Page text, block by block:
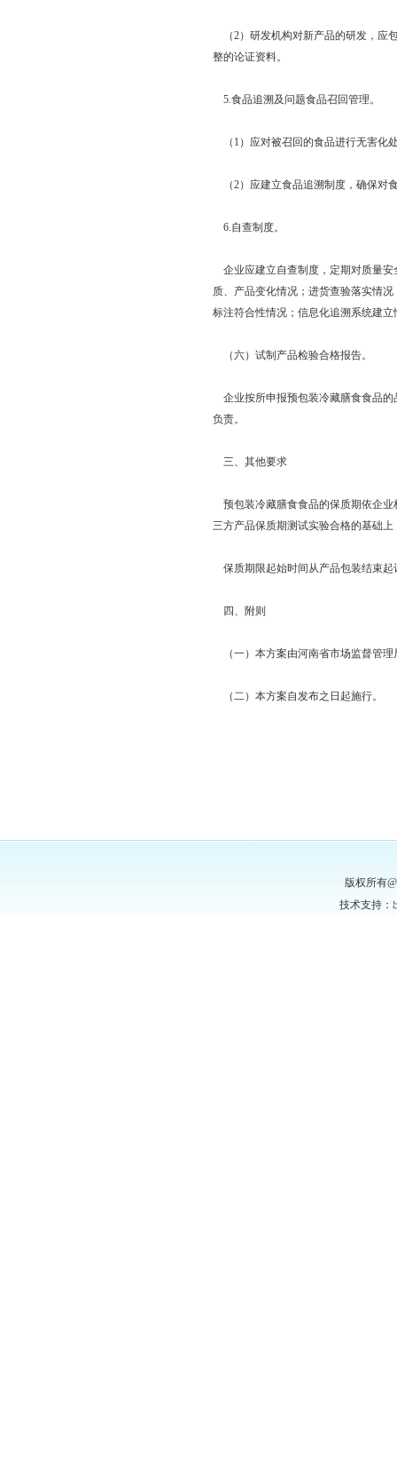
（2）研发机构对新产品的研发，应
整的论证资料。
5.食品追溯及问题食品召回管理。
（1）应对被召回的食品进行无害化
（2）应建立食品追溯制度，确保对
6.自查制度。
企业应建立自查制度，定期对质量安
质、产品变化情况；进货查验落实情
标注符合性情况；信息化追溯系统建
（六）试制产品检验合格报告。
企业按所申报预包装冷藏膳食食品的
负责。
三、其他要求
预包装冷藏膳食食品的保质期依企业
三方产品保质期测试实验合格的基础
保质期限起始时间从产品包装结束起
四、附则
（一）本方案由河南省市场监督管理
（二）本方案自发布之日起施行。
版权所有
技术支持：